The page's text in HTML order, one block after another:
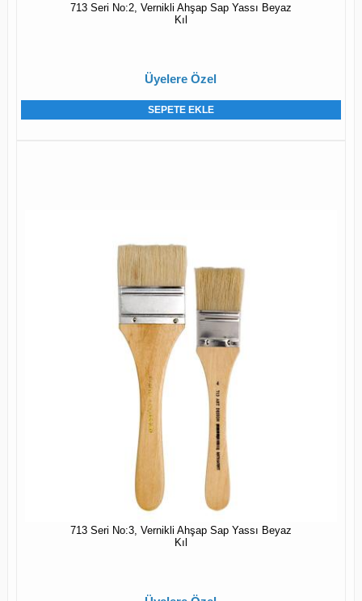
713 Seri No:2, Vernikli Ahşap Sap Yassı Beyaz
Kıl
Üyelere Özel
SEPETE EKLE
713 Seri No:3, Vernikli Ahşap Sap Yassı Beyaz
Kıl